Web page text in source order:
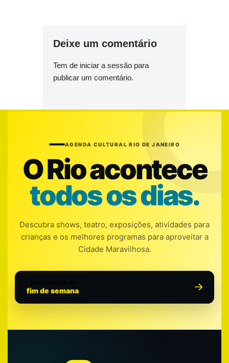
Deixe um comentário
Tem de iniciar a sessão para
publicar um comentário.
AGENDA CULTURAL RIO DE JANEIRO
O Rio acontece
todos os dias.
Descubra shows, teatro, exposições, atividades para
crianças e os melhores programas para aproveitar a
Cidade Maravilhosa.
fim de semana